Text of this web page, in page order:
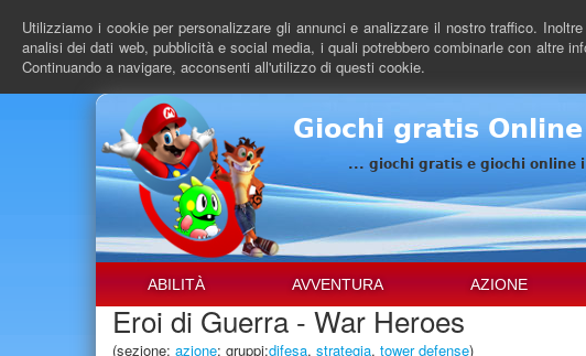
contenuto
principale
Utilizziamo i cookie per personalizzare gli annunci e analizzare il nostro traffico.
analisi dei dati web, pubblicità e social media, i quali potrebbero combinarle con altre
Continuando a navigare, acconsenti all'utilizzo di questi cookie.
Giochi gratis Online
... giochi gratis e giochi online
ABILITÀ AVVENTURA AZIONE
Eroi di Guerra - War Heroes
(sezione: azione; gruppi:difesa, strategia, tower defense)